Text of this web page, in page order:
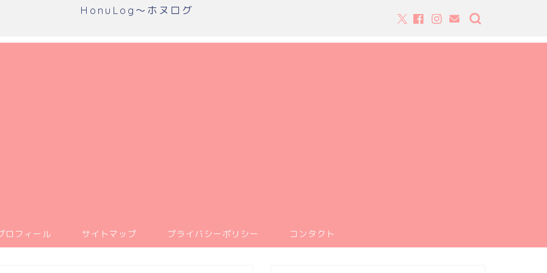
HonuLog～ホヌログ
ロフィール サイトマップ プライバシーポリシー コンタクト